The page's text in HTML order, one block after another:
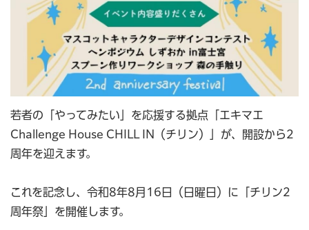
若者の「やってみたい」を応援する拠点「エキマエ
Challenge House CHILL IN（チリン）」が、開設から2
周年を迎えます。
これを記念し、令和8年8月16日（日曜日）に「チリン2
周年祭」を開催します。